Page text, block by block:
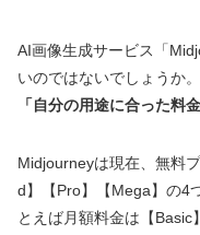
AI画像生成サービス「
いのではないでしょうか。
「自分の用途に合った料
Midjourneyは現在、無料
d】【Pro】【Mega】の4
とえば月額料金は【Basic